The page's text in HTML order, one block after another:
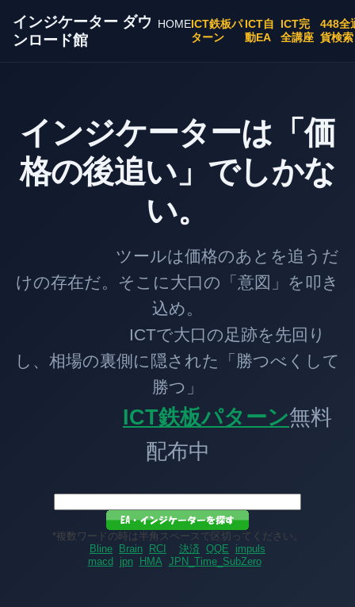
インジケーター ダウ
ンロード館
HOMEICT鉄板パ
ターン
ICT自
動EA
ICT完
全講座
448全
貨検索
インジケーターは「価
格の後追い」でしかな
い。
ツールは価格のあとを追うだ
けの存在だ。そこに大口の「意図」を叩き
込め。
ICTで大口の足跡を先回り
し、相場の裏側に隠された「勝つべくして
勝つ」
ICT鉄板パターン無料
配布中
*複数ワードの時は半角スペースで区切ってください。
Bline
Brain RCI 決済 QQE
impuls
macd
jpn HMA JPN_Time_SubZero